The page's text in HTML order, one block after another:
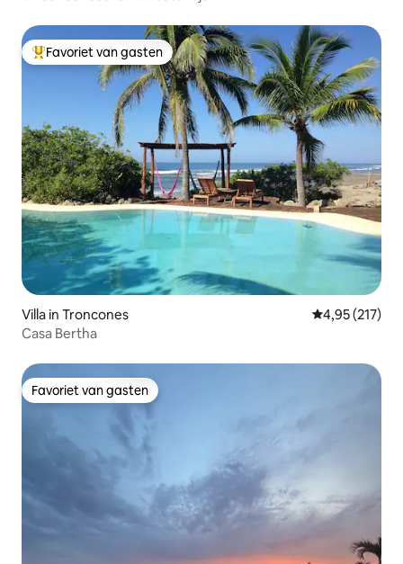
Topfavoriet van gasten
Favoriet van gasten
Villa in Troncones Gemiddelde
4,95 (217)
Casa Bertha
Favoriet van gasten
Favoriet van gasten